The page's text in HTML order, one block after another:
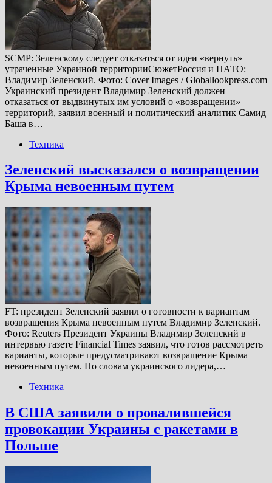
SCMP: Зеленскому следует отказаться от идеи «вернуть»
утраченные Украиной территорииСюжетРоссия и НАТО:
Владимир Зеленский. Фото: Cover Images / Globallookpress.com
Украинский президент Владимир Зеленский должен
отказаться от выдвинутых им условий о «возвращении»
территорий, заявил военный и политический аналитик Самид
Баша в…
Техника
Зеленский высказался о возвращении
Крыма невоенным путем
FT: президент Зеленский заявил о готовности к вариантам
возвращения Крыма невоенным путем Владимир Зеленский.
Фото: Reuters Президент Украины Владимир Зеленский в
интервью газете Financial Times заявил, что готов рассмотреть
варианты, которые предусматривают возвращение Крыма
невоенным путем. По словам украинского лидера,…
Техника
В США заявили о провалившейся
провокации Украины с ракетами в
Польше